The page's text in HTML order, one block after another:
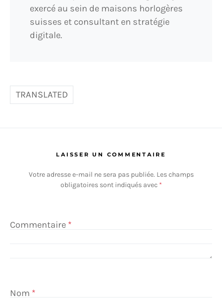
exercé au sein de maisons horlogères
suisses et consultant en stratégie
digitale.
TRANSLATED
LAISSER UN COMMENTAIRE
Votre adresse e-mail ne sera pas publiée. Les champs
obligatoires sont indiqués avec *
Commentaire *
Nom *